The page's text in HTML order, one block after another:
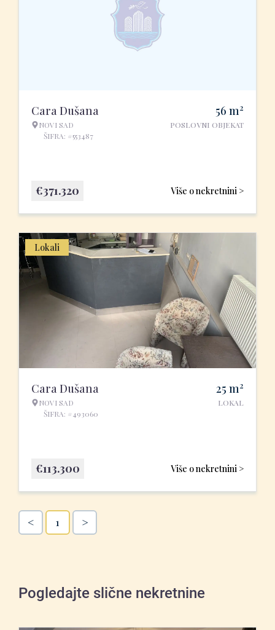
Cara Dušana
NOVI SAD
ŠIFRA: #553487
56 m2
POSLOVNI OBJEKAT
Više o nekretnini >
€371.320
Lokali
Cara Dušana
NOVI SAD
ŠIFRA: #493060
25 m2
LOKAL
Više o nekretnini >
€113.300
< 1 >
Pogledajte slične nekretnine